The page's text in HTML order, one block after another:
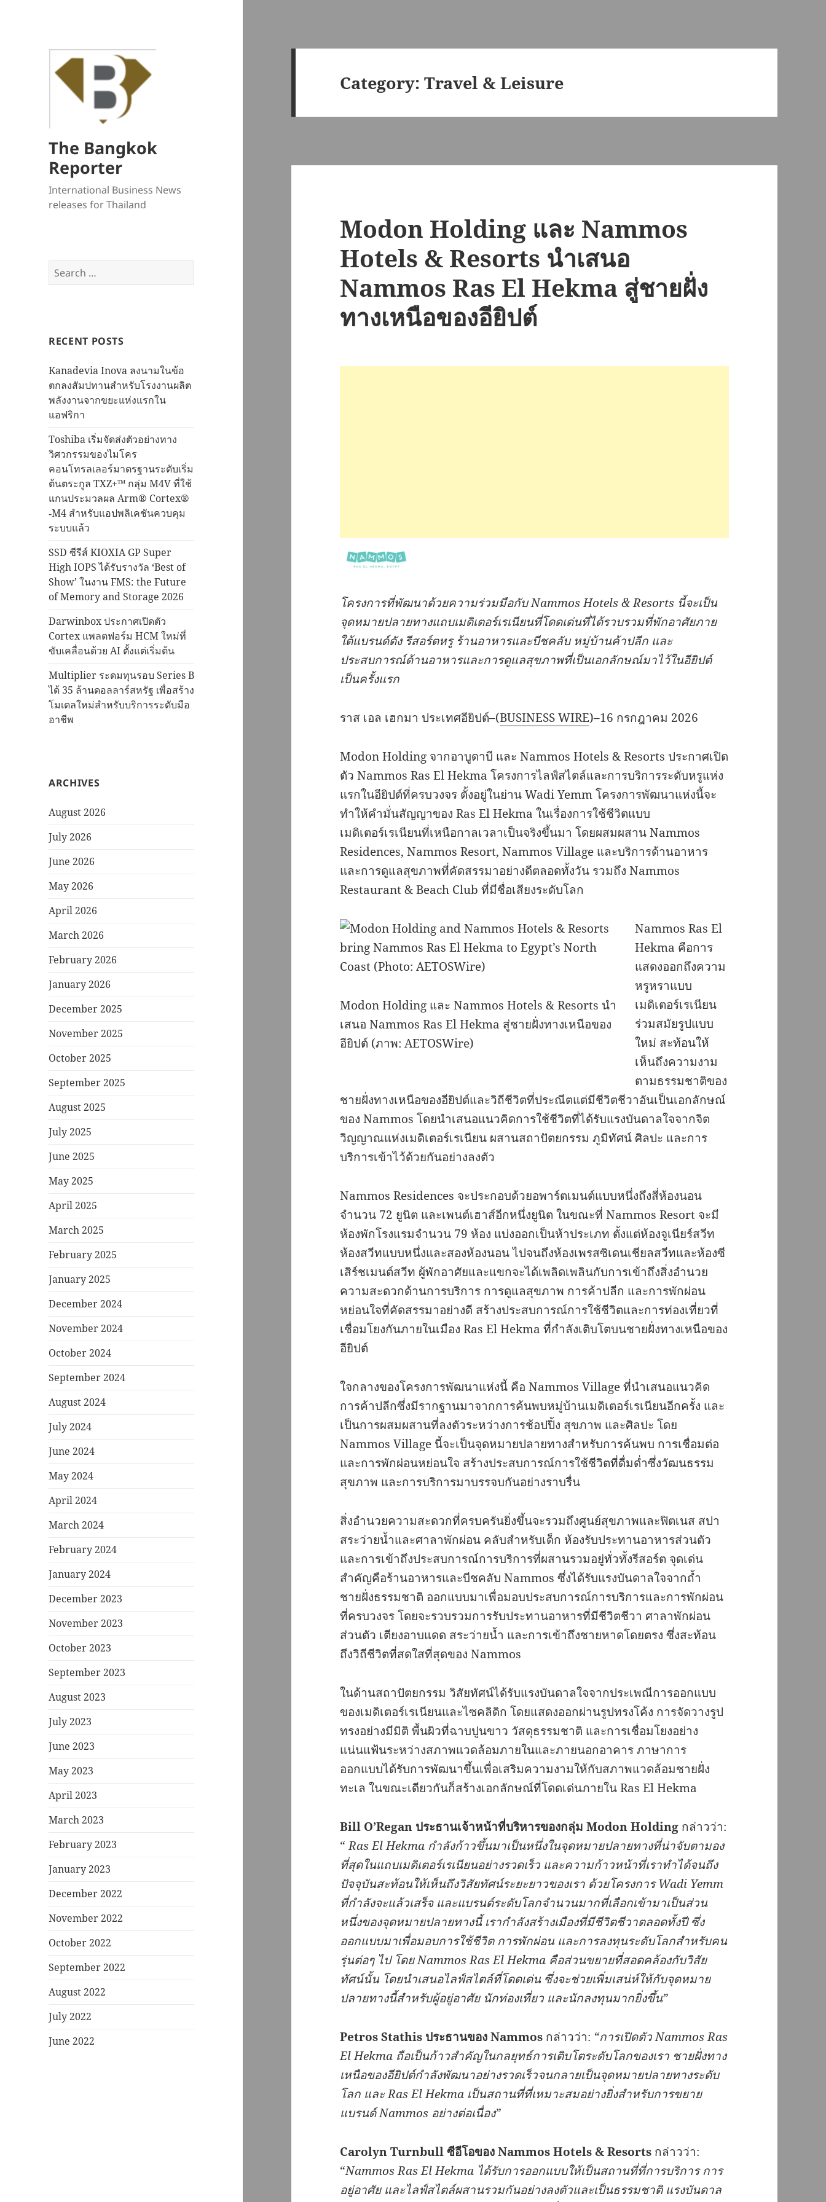
The Bangkok
Reporter
International Business News
releases for Thailand
Search
for:
RECENT POSTS
Kanadevia Inova ลงนามในข้อ
ตกลงสัมปทานสำหรับโรงงานผลิต
พลังงานจากขยะแห่งแรกใน
แอฟริกา
Toshiba เริ่มจัดส่งตัวอย่างทาง
วิศวกรรมของไมโคร
คอนโทรลเลอร์มาตรฐานระดับเริ่ม
ต้นตระกูล TXZ+™ กลุ่ม M4V ที่ใช้
แกนประมวลผล Arm® Cortex®
‑M4 สำหรับแอปพลิเคชันควบคุม
ระบบแล้ว
SSD ซีรีส์ KIOXIA GP Super
High IOPS ได้รับรางวัล ‘Best of
Show’ ในงาน FMS: the Future
of Memory and Storage 2026
Darwinbox ประกาศเปิดตัว
Cortex แพลตฟอร์ม HCM ใหม่ที่
ขับเคลื่อนด้วย AI ตั้งแต่เริ่มต้น
Multiplier ระดมทุนรอบ Series B
ได้ 35 ล้านดอลลาร์สหรัฐ เพื่อสร้าง
โมเดลใหม่สำหรับบริการระดับมือ
อาชีพ
ARCHIVES
August 2026
July 2026
June 2026
May 2026
April 2026
March 2026
February 2026
January 2026
December 2025
November 2025
October 2025
September 2025
August 2025
July 2025
June 2025
May 2025
April 2025
March 2025
February 2025
January 2025
December 2024
November 2024
October 2024
September 2024
August 2024
July 2024
June 2024
May 2024
April 2024
March 2024
February 2024
January 2024
December 2023
November 2023
October 2023
September 2023
August 2023
July 2023
June 2023
May 2023
April 2023
March 2023
February 2023
January 2023
December 2022
November 2022
October 2022
September 2022
August 2022
July 2022
June 2022
Category:Travel & Leisure
Modon Holding และ Nammos
Hotels & Resorts นำเสนอ
Nammos Ras El Hekma สู่ชายฝั่ง
ทางเหนือของอียิปต์
โครงการที่พัฒนาด้วยความร่วมมือกับNammos Hotels & Resorts นี้จะเป็น
จุดหมายปลายทางแถบเมดิเตอร์เรเนียนที่โดดเด่นที่ได้รวบรวมที่พักอาศัยภาย
ใต้แบรนด์ดัง รีสอร์ตหรู ร้านอาหารและบีชคลับ หมู่บ้านค้าปลีก และ
ประสบการณ์ด้านอาหารและการดูแลสุขภาพที่เป็นเอกลักษณ์มาไว้ในอียิปต์
เป็นครั้งแรก
ราส เอล เฮกมา ประเทศอียิปต์–(BUSINESS WIRE)–16 กรกฎาคม 2026
Modon Holding จากอาบูดาบี และ Nammos Hotels & Resorts ประกาศเปิด
ตัว Nammos Ras El Hekma โครงการไลฟ์สไตล์และการบริการระดับหรูแห่ง
แรกในอียิปต์ที่ครบวงจร ตั้งอยู่ในย่าน Wadi Yemm โครงการพัฒนาแห่งนี้จะ
ทำให้คำมั่นสัญญาของ Ras El Hekma ในเรื่องการใช้ชีวิตแบบ
เมดิเตอร์เรเนียนที่เหนือกาลเวลาเป็นจริงขึ้นมา โดยผสมผสาน Nammos
Residences, Nammos Resort, Nammos Village และบริการด้านอาหาร
และการดูแลสุขภาพที่คัดสรรมาอย่างดีตลอดทั้งวัน รวมถึง Nammos
Restaurant & Beach Club ที่มีชื่อเสียงระดับโลก
Modon Holding และ Nammos Hotels & Resorts นำ
เสนอ Nammos Ras El Hekma สู่ชายฝั่งทางเหนือของ
อียิปต์ (ภาพ: AETOSWire)
Nammos Ras El
Hekma คือการ
แสดงออกถึงความ
หรูหราแบบ
เมดิเตอร์เรเนียน
ร่วมสมัยรูปแบบ
ใหม่ สะท้อนให้
เห็นถึงความงาม
ตามธรรมชาติของ
ชายฝั่งทางเหนือของอียิปต์และวิถีชีวิตที่ประณีตแต่มีชีวิตชีวาอันเป็นเอกลักษณ์
ของ Nammos โดยนำเสนอแนวคิดการใช้ชีวิตที่ได้รับแรงบันดาลใจจากจิต
วิญญาณแห่งเมดิเตอร์เรเนียน ผสานสถาปัตยกรรม ภูมิทัศน์ ศิลปะ และการ
บริการเข้าไว้ด้วยกันอย่างลงตัว
Nammos Residences จะประกอบด้วยอพาร์ตเมนต์แบบหนึ่งถึงสี่ห้องนอน
จำนวน 72 ยูนิต และเพนต์เฮาส์อีกหนึ่งยูนิต ในขณะที่ Nammos Resort จะมี
ห้องพักโรงแรมจำนวน 79 ห้อง แบ่งออกเป็นห้าประเภท ตั้งแต่ห้องจูเนียร์สวีท
ห้องสวีทแบบหนึ่งและสองห้องนอน ไปจนถึงห้องเพรสซิเดนเชียลสวีทและห้องซี
เสิร์ชเมนต์สวีท ผู้พักอาศัยและแขกจะได้เพลิดเพลินกับการเข้าถึงสิ่งอำนวย
ความสะดวกด้านการบริการ การดูแลสุขภาพ การค้าปลีก และการพักผ่อน
หย่อนใจที่คัดสรรมาอย่างดี สร้างประสบการณ์การใช้ชีวิตและการท่องเที่ยวที่
เชื่อมโยงกันภายในเมือง Ras El Hekma ที่กำลังเติบโตบนชายฝั่งทางเหนือของ
อียิปต์
ใจกลางของโครงการพัฒนาแห่งนี้ คือ Nammos Village ที่นำเสนอแนวคิด
การค้าปลีกซึ่งมีรากฐานมาจากการค้นพบหมู่บ้านเมดิเตอร์เรเนียนอีกครั้ง และ
เป็นการผสมผสานที่ลงตัวระหว่างการช้อปปิ้ง สุขภาพ และศิลปะ โดย
Nammos Village นี้จะเป็นจุดหมายปลายทางสำหรับการค้นพบ การเชื่อมต่อ
และการพักผ่อนหย่อนใจ สร้างประสบการณ์การใช้ชีวิตที่ดื่มด่ำซึ่งวัฒนธรรม
สุขภาพ และการบริการมาบรรจบกันอย่างราบรื่น
สิ่งอำนวยความสะดวกที่ครบครันยิ่งขึ้นจะรวมถึงศูนย์สุขภาพและฟิตเนส สปา
สระว่ายน้ำและศาลาพักผ่อน คลับสำหรับเด็ก ห้องรับประทานอาหารส่วนตัว
และการเข้าถึงประสบการณ์การบริการที่ผสานรวมอยู่ทั่วทั้งรีสอร์ต จุดเด่น
สำคัญคือร้านอาหารและบีชคลับ Nammos ซึ่งได้รับแรงบันดาลใจจากถ้ำ
ชายฝั่งธรรมชาติ ออกแบบมาเพื่อมอบประสบการณ์การบริการและการพักผ่อน
ที่ครบวงจร โดยจะรวบรวมการรับประทานอาหารที่มีชีวิตชีวา ศาลาพักผ่อน
ส่วนตัว เตียงอาบแดด สระว่ายน้ำ และการเข้าถึงชายหาดโดยตรง ซึ่งสะท้อน
ถึงวิถีชีวิตที่สดใสที่สุดของ Nammos
ในด้านสถาปัตยกรรม วิสัยทัศน์ได้รับแรงบันดาลใจจากประเพณีการออกแบบ
ของเมดิเตอร์เรเนียนและไซคลิดิก โดยแสดงออกผ่านรูปทรงโค้ง การจัดวางรูป
ทรงอย่างมีมิติ พื้นผิวที่ฉาบปูนขาว วัสดุธรรมชาติ และการเชื่อมโยงอย่าง
แน่นแฟ้นระหว่างสภาพแวดล้อมภายในและภายนอกอาคาร ภาษาการ
ออกแบบได้รับการพัฒนาขึ้นเพื่อเสริมความงามให้กับสภาพแวดล้อมชายฝั่ง
ทะเล ในขณะเดียวกันก็สร้างเอกลักษณ์ที่โดดเด่นภายใน Ras El Hekma
Bill O’Regan ประธานเจ้าหน้าที่บริหารของกลุ่ม Modon Holding กล่าวว่า:
“Ras El Hekma กำลังก้าวขึ้นมาเป็นหนึ่งในจุดหมายปลายทางที่น่าจับตามอง
ที่สุดในแถบเมดิเตอร์เรเนียนอย่างรวดเร็ว และความก้าวหน้าที่เราทำได้จนถึง
ปัจจุบันสะท้อนให้เห็นถึงวิสัยทัศน์ระยะยาวของเรา ด้วยโครงการWadi Yemm
ที่กำลังจะแล้วเสร็จ และแบรนด์ระดับโลกจำนวนมากที่เลือกเข้ามาเป็นส่วน
หนึ่งของจุดหมายปลายทางนี้ เรากำลังสร้างเมืองที่มีชีวิตชีวาตลอดทั้งปี ซึ่ง
ออกแบบมาเพื่อมอบการใช้ชีวิต การพักผ่อน และการลงทุนระดับโลกสำหรับคน
รุ่นต่อๆ ไป โดยNammos Ras El Hekma คือส่วนขยายที่สอดคล้องกับวิสัย
ทัศน์นั้น โดยนำเสนอไลฟ์สไตล์ที่โดดเด่น ซึ่งจะช่วยเพิ่มเสน่ห์ให้กับจุดหมาย
ปลายทางนี้สำหรับผู้อยู่อาศัย นักท่องเที่ยว และนักลงทุนมากยิ่งขึ้น”
Petros Stathis ประธานของNammos กล่าวว่า: “การเปิดตัวNammos Ras
El Hekma ถือเป็นก้าวสำคัญในกลยุทธ์การเติบโตระดับโลกของเรา ชายฝั่งทาง
เหนือของอียิปต์กำลังพัฒนาอย่างรวดเร็วจนกลายเป็นจุดหมายปลายทางระดับ
โลก และRas El Hekma เป็นสถานที่ที่เหมาะสมอย่างยิ่งสำหรับการขยาย
แบรนด์Nammos อย่างต่อเนื่อง”
Carolyn TurnbullซีอีโอของNammos Hotels & Resorts กล่าวว่า:
“Nammos Ras El Hekma ได้รับการออกแบบให้เป็นสถานที่ที่การบริการ การ
อยู่อาศัย และไลฟ์สไตล์ผสานรวมกันอย่างลงตัวและเป็นธรรมชาติ แรงบันดาล